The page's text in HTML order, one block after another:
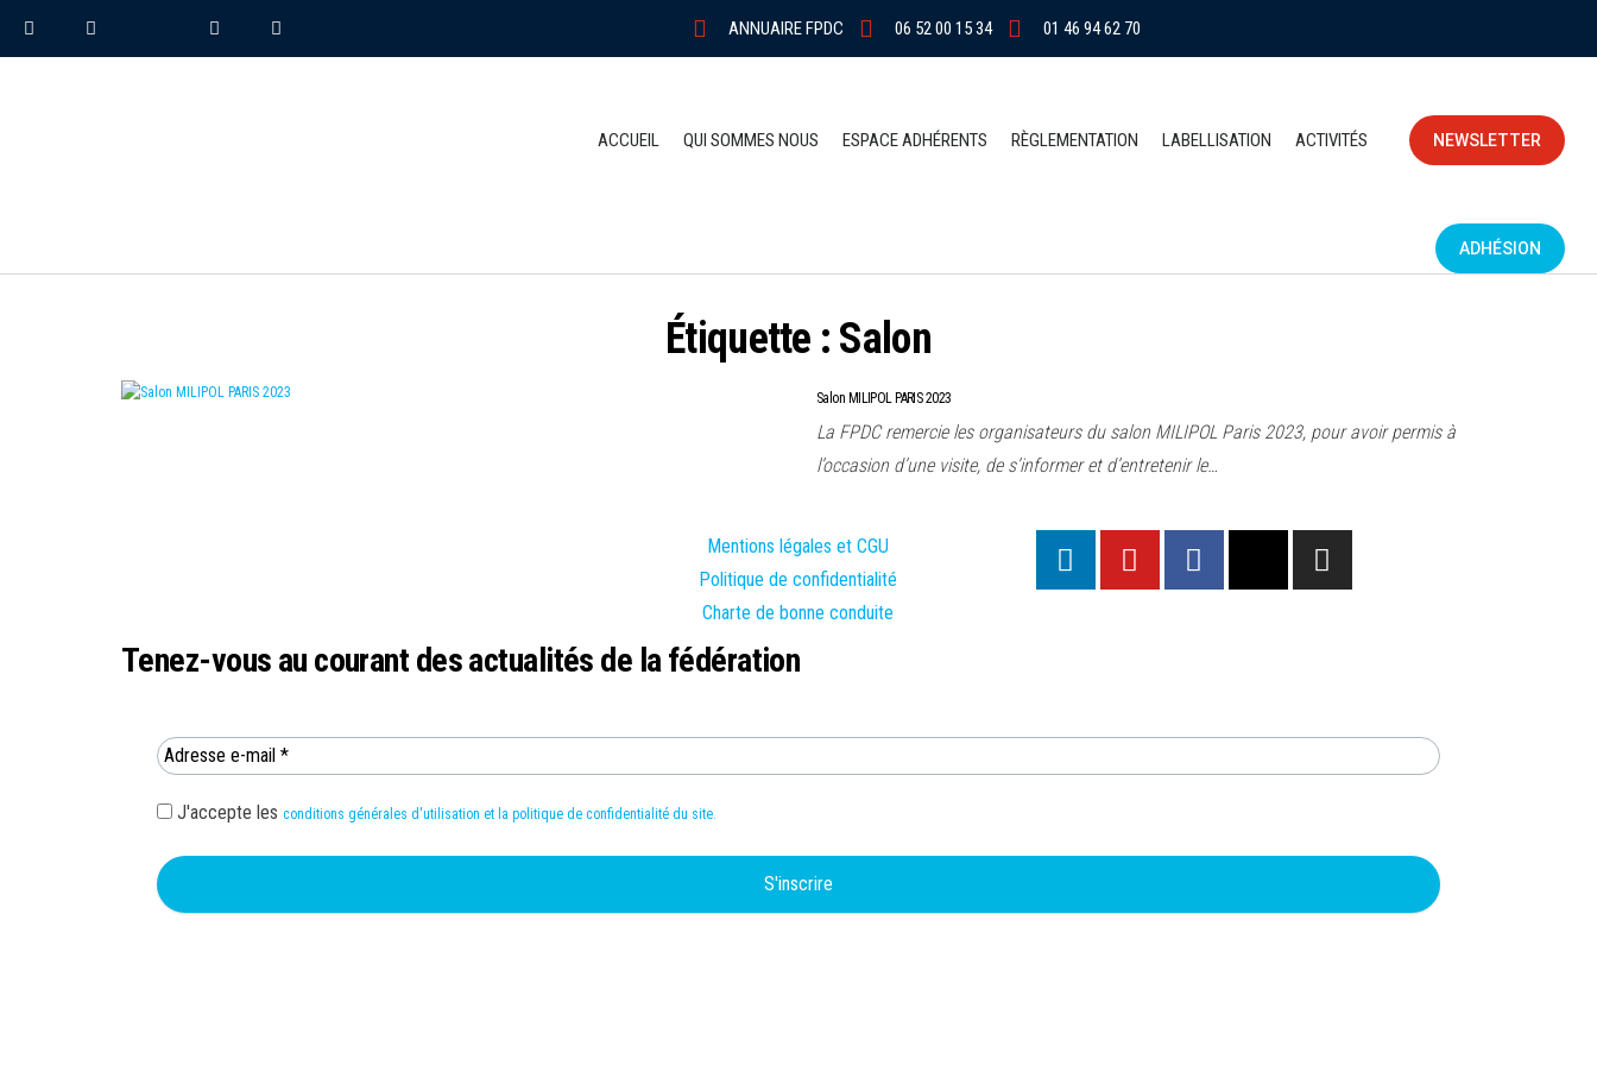
ANNUAIRE FPDC 06 52 00 15 34 01 46 94 62 70
ACCUEIL QUI SOMMES NOUS ESPACE ADHÉRENTS RÈGLEMENTATION LABELLISATION ACTIVITÉS NEWSLETTER
ADHÉSION
Étiquette : Salon
Salon MILIPOL PARIS 2023
La FPDC remercie les organisateurs du salon MILIPOL Paris 2023, pour avoir permis à
l’occasion d’une visite, de s’informer et d’entretenir le…
Mentions légales et CGU
Politique de confidentialité
Charte de bonne conduite
Tenez-vous au courant des actualités de la fédération
J'accepte les conditions générales d'utilisation et la politique de confidentialité du site.